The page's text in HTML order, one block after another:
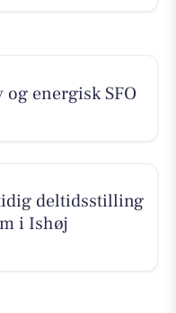
energisk SFO
deltidsstilling
i Ishøj